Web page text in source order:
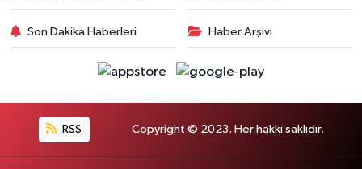
Son Dakika Haberleri Haber Arşivi
RSS Copyright © 2023. Her hakkı saklıdır.